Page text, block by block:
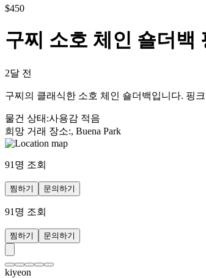
$450
구찌 소호 체인 숄더백
2달 전
구찌의 클래식한 소호 체인 숄더백입니다. 핑
물건 상태 :사용감 적음
희망 거래 장소:, Buena Park
91 명 조회
찜하기 문의하기
91 명 조회
찜하기 문의하기
kiyeon